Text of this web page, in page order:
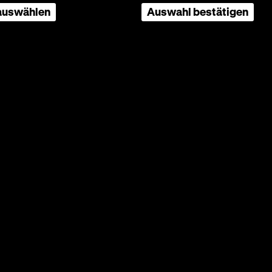
Auswahl bestätigen